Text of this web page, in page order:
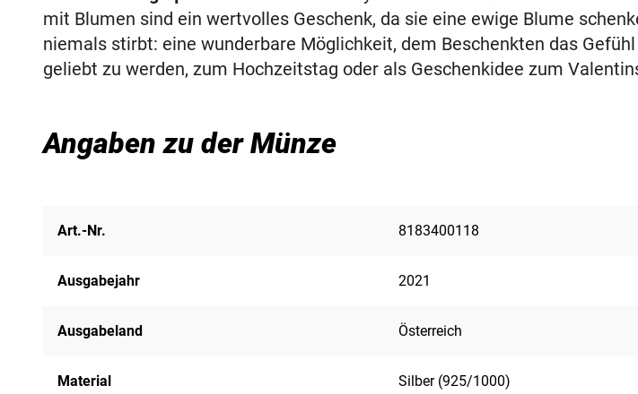
mit Blumen sind ein wertvolles Geschenk, da sie eine ewige Blume
niemals stirbt: eine wunderbare Möglichkeit, dem Beschenkten das Gefühl
geliebt zu werden, zum Hochzeitstag oder als Geschenkidee zum
Angaben zu der Münze
Art.-Nr. 8183400118
Ausgabejahr 2021
Ausgabeland Österreich
Material Silber (925/1000)